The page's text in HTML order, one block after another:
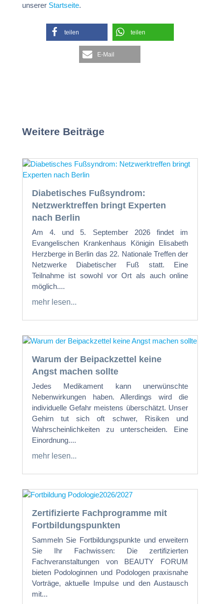
unserer Startseite.
teilen teilen
E-Mail
Weitere Beiträge
Diabetisches Fußsyndrom:
Netzwerktreffen bringt Experten
nach Berlin
Am 4. und 5. September 2026 findet im
Evangelischen Krankenhaus Königin Elisabeth
Herzberge in Berlin das 22. Nationale Treffen der
Netzwerke Diabetischer Fuß statt. Eine
Teilnahme ist sowohl vor Ort als auch online
möglich....
mehr lesen...
Warum der Beipackzettel keine
Angst machen sollte
Jedes Medikament kann unerwünschte
Nebenwirkungen haben. Allerdings wird die
individuelle Gefahr meistens überschätzt. Unser
Gehirn tut sich oft schwer, Risiken und
Wahrscheinlichkeiten zu unterscheiden. Eine
Einordnung....
mehr lesen...
Zertifizierte Fachprogramme mit
Fortbildungspunkten
Sammeln Sie Fortbildungspunkte und erweitern
Sie Ihr Fachwissen: Die zertifizierten
Fachveranstaltungen von BEAUTY FORUM
bieten Podologinnen und Podologen praxisnahe
Vorträge, aktuelle Impulse und den Austausch
mit...